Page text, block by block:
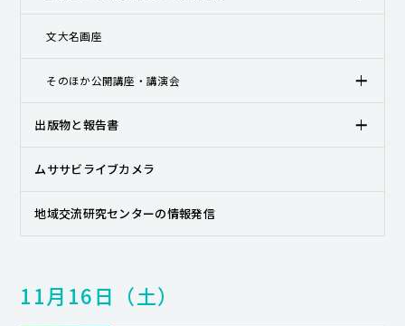
文大名画座
そのほか公開講座・講演会
出版物と報告書
ムササビライブカメラ
地域交流研究センターの情報発信
11月16日（土）